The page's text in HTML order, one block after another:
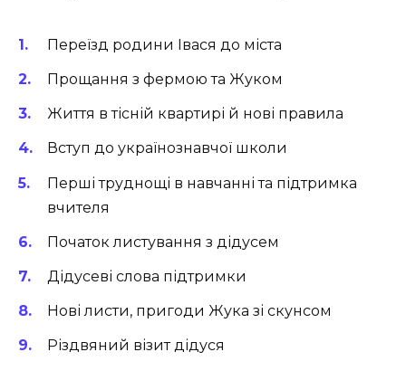
Переїзд родини Івася до міста
Прощання з фермою та Жуком
Життя в тісній квартирі й нові правила
Вступ до українознавчої школи
Перші труднощі в навчанні та підтримка
вчителя
Початок листування з дідусем
Дідусеві слова підтримки
Нові листи, пригоди Жука зі скунсом
Різдвяний візит дідуся